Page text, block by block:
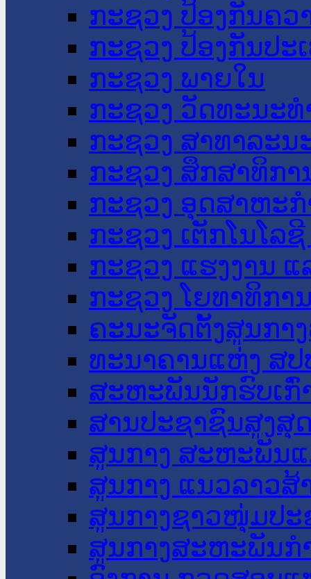
ກະຊວງ ປ້ອງກັນຄວ
ກະຊວງ ປ້ອງກັນປະ
ກະຊວງ ພາຍໃນ
ກະຊວງ ວັດທະນະ
ກະຊວງ ສາທາລະນ
ກະຊວງ ສຶກສາທິກາ
ກະຊວງ ອຸດສາຫະ
ກະຊວງ ເຕັກໂນໂລ
ກະຊວງ ແຮງງານ
ກະຊວງ ໂຍທາທິກາ
ຄະນະຈັດຕັ້ງສູນກາ
ທະນາຄານແຫ່ງ ສປ
ສະຫະພັນນັກຮົບເກົ່
ສານປະຊາຊົນສູງສຸ
ສູນກາງ ສະຫະພັນ
ສູນກາງ ແນວລາວສ້
ສູນກາງຊາວໜຸ່ມປະ
ສູນກາງສະຫະພັນກ